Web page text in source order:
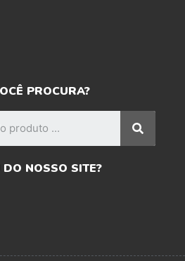
PROCURA?
DO NOSSO SITE?